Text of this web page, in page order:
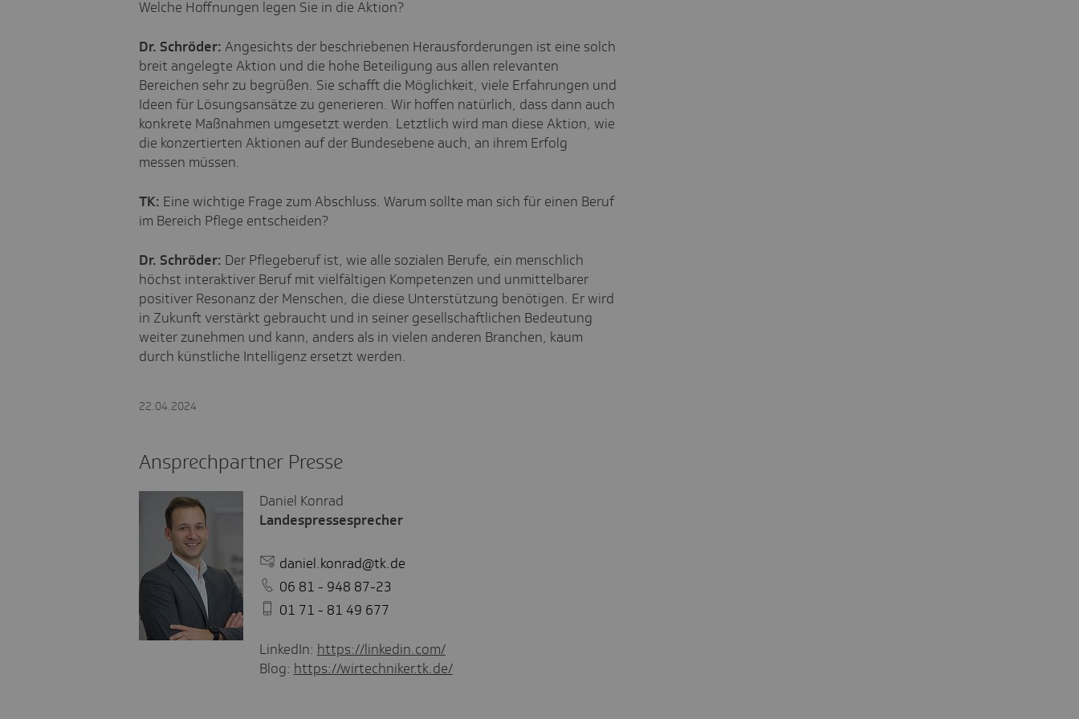
Welche Hoffnungen legen Sie in die Aktion?
Dr. Schröder: Angesichts der beschriebenen Herausforderungen ist eine solch
breit angelegte Aktion und die hohe Beteiligung aus allen relevanten
Bereichen sehr zu begrüßen. Sie schafft die Möglichkeit, viele Erfahrungen und
Ideen für Lösungsansätze zu generieren. Wir hoffen natürlich, dass dann auch
konkrete Maßnahmen umgesetzt werden. Letztlich wird man diese Aktion, wie
die konzertierten Aktionen auf der Bundesebene auch, an ihrem Erfolg
messen müssen.
TK: Eine wichtige Frage zum Abschluss. Warum sollte man sich für einen Beruf
im Bereich Pflege entscheiden?
Dr. Schröder: Der Pflegeberuf ist, wie alle sozialen Berufe, ein menschlich
höchst interaktiver Beruf mit vielfältigen Kompetenzen und unmittelbarer
positiver Resonanz der Menschen, die diese Unterstützung benötigen. Er wird
in Zukunft verstärkt gebraucht und in seiner gesellschaftlichen Bedeutung
weiter zunehmen und kann, anders als in vielen anderen Branchen, kaum
durch künstliche Intelligenz ersetzt werden.
22.04.2024
Ansprechpartner Presse
Daniel Konrad
Landespressesprecher
daniel.konrad@tk.de
06 81 - 948 87-23
01 71 - 81 49 677
LinkedIn: https://linkedin.com/
Blog: https://wirtechniker.tk.de/